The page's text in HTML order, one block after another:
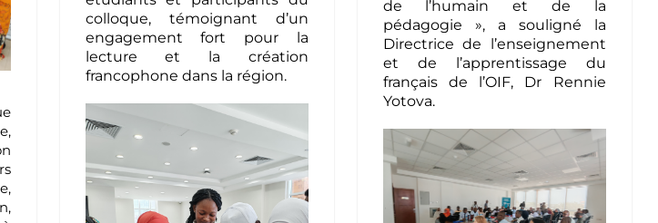
colloque, témoignant d’un
engagement fort pour la
lecture et la création
francophone dans la région.
de l’humain et de la
pédagogie », a souligné la
Directrice de l’enseignement
et de l’apprentissage du
français de l’OIF, Dr Rennie
Yotova.